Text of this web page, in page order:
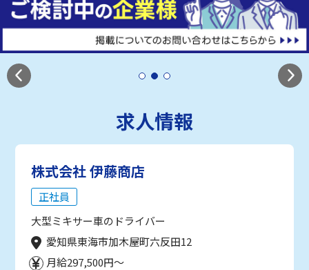
求人情報
株式会社 伊藤商店
正社員
大型ミキサー車のドライバー
愛知県東海市加木屋町六反田12
月給297,500円～